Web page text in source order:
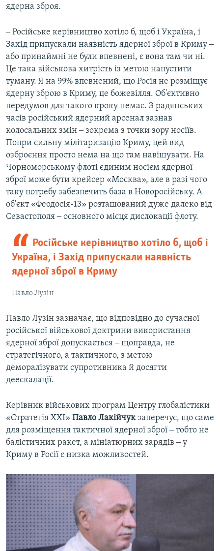
ядерна зброя.
‒ Російське керівництво хотіло б, щоб і Україна, і
Захід припускали наявність ядерної зброї в Криму ‒
або принаймні не були впевнені, є вона там чи ні.
Це така військова хитрість із метою напустити
туману. Я на 99% впевнений, що Росія не розміщує
ядерну зброю в Криму, це божевілля. Об'єктивно
передумов для такого кроку немає. З радянських
часів російський ядерний арсенал зазнав
колосальних змін ‒ зокрема з точки зору носіїв.
Попри сильну мілітаризацію Криму, цей вид
озброєння просто нема на що там навішувати. На
Чорноморському флоті єдиним носієм ядерної
зброї може бути крейсер «Москва», але в разі чого
таку потребу забезпечить база в Новоросійську. А
об'єкт «Феодосія-13» розташований дуже далеко від
Севастополя ‒ основного місця дислокації флоту.
Російське керівництво хотіло б, щоб і
Україна, і Захід припускали наявність
ядерної зброї в Криму
Павло Лузін
Павло Лузін зазначає, що відповідно до сучасної
російської військової доктрини використання
ядерної зброї допускається ‒ щоправда, не
стратегічного, а тактичного, з метою
деморалізувати супротивника й досягти
деескалації.
Керівник військових програм Центру глобалістики
«Стратегія ХХІ» Павло Лакійчукзаперечує, що саме
для розміщення тактичної ядерної зброї ‒ тобто не
балістичних ракет, а мініатюрних зарядів ‒ у
Криму в Росії є низка можливостей.